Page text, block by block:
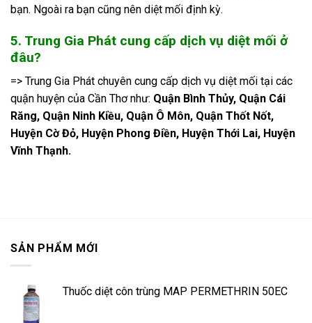
bạn. Ngoài ra bạn cũng nên diệt mối định kỳ.
5. Trung Gia Phát cung cấp dịch vụ diệt mối ở
đâu?
=> Trung Gia Phát chuyên cung cấp dịch vụ diệt mối tại các
quận huyện của Cần Thơ như: Quận Bình Thủy, Quận Cái
Răng, Quận Ninh Kiều, Quận Ô Môn, Quận Thốt Nốt,
Huyện Cờ Đỏ, Huyện Phong Điền, Huyện Thới Lai, Huyện
Vĩnh Thạnh.
SẢN PHẨM MỚI
Thuốc diệt côn trùng MAP PERMETHRIN 50EC